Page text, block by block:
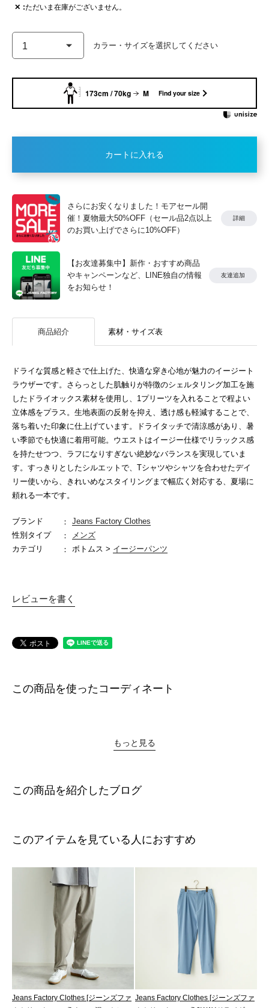
✕
ただいま在庫がございません。
173cm / 70kg M Find your size
カートに入れる
さらにお安くなりました！モアセール開
催！夏物最大50%OFF（セール品2点以上
のお買い上げでさらに10%OFF）
詳細
【お友達募集中】新作・おすすめ商品
やキャンペーンなど、LINE独自の情報
をお知らせ！
友達追加
商品紹介 素材・サイズ表
ドライな質感と軽さで仕上げた、快適な穿き心地が魅力のイージート
ラウザーです。さらっとした肌触りが特徴のシェルタリング加工を施
したドライオックス素材を使用し、1プリーツを入れることで程よい
立体感をプラス。生地表面の反射を抑え、透け感も軽減することで、
落ち着いた印象に仕上げています。ドライタッチで清涼感があり、暑
い季節でも快適に着用可能。ウエストはイージー仕様でリラックス感
を持たせつつ、ラフになりすぎない絶妙なバランスを実現していま
す。すっきりとしたシルエットで、Tシャツやシャツを合わせたデイ
リー使いから、きれいめなスタイリングまで幅広く対応する、夏場に
頼れる一本です。
ブランド
Jeans Factory Clothes
性別タイプ
メンズ
カテゴリ
ボトムス > イージーパンツ
レビューを書く
この商品を使ったコーディネート
もっと見る
この商品を紹介したブログ
このアイテムを見ている人におすすめ
Jeans Factory Clothes [ジーンズファ Jeans Factory Clothes [ジーンズファ